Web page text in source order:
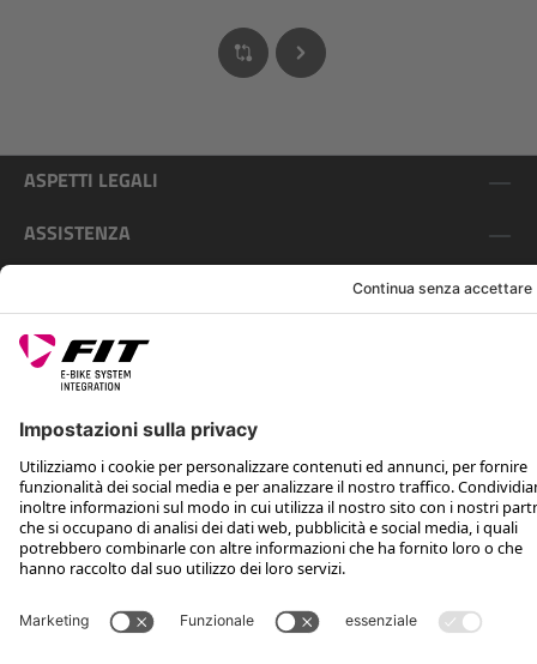
ASPETTI LEGALI
ASSISTENZA
*Prezzo al dettaglio consigliato IVA inclusa più spese di spedizione e TSA